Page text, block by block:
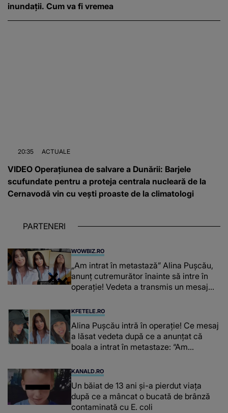
inundații. Cum va fi vremea
20:35 ACTUALE
VIDEO Operațiunea de salvare a Dunării: Barjele
scufundate pentru a proteja centrala nucleară de la
Cernavodă vin cu vești proaste de la climatologi
PARTENERI
WOWBIZ.RO
„Am intrat în metastază” Alina Pușcău,
anunț cutremurător înainte să intre în
operație! Vedeta a transmis un mesaj
KFETELE.RO
Alina Pușcău intră în operație! Ce mesaj
a lăsat vedeta după ce a anunțat că
boala a intrat în metastaze: “Am
KANALD.RO
Un băiat de 13 ani și-a pierdut viața
după ce a mâncat o bucată de brânză
contaminată cu E. coli